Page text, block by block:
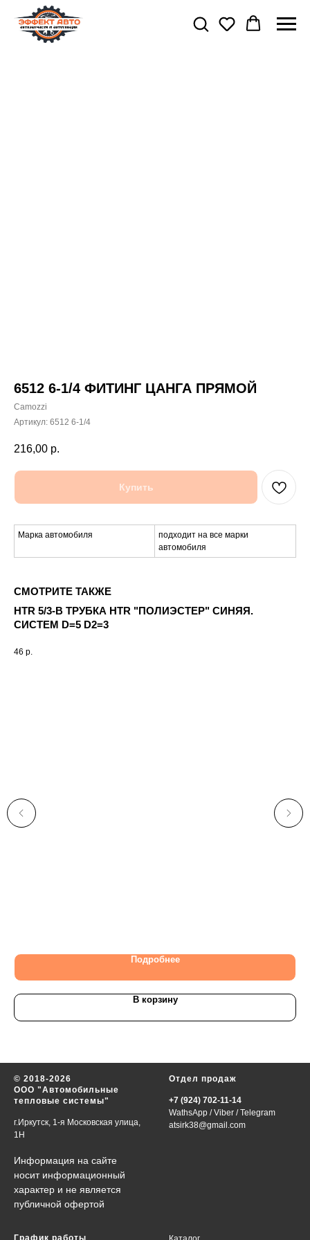
6512 6-1/4 ФИТИНГ ЦАНГА ПРЯМОЙ
Camozzi
Артикул: 6512 6-1/4
216,00 р.
Купить
Марка автомобиля
подходит на все марки
автомобиля
СМОТРИТЕ ТАКЖЕ
HTR 5/3-B ТРУБКА HTR "ПОЛИЭСТЕР" СИНЯЯ.
СИСТЕМ D=5 D2=3
46 р.
Подробнее
В корзину
© 2018-2026
ООО "Автомобильные
тепловые системы"
г.Иркутск, 1-я Московская улица,
1Н
Информация на сайте
носит информационный
характер и не является
публичной офертой
Отдел продаж
+7 (924) 702-11-14
WathsApp /Viber /Telegram
atsirk38@gmail.com
График работы